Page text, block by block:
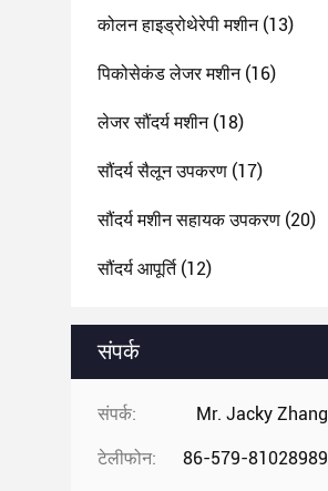
कोलन हाइड्रोथेरेपी मशीन(13)
पिकोसेकंड लेजर मशीन(16)
लेजर सौंदर्य मशीन(18)
सौंदर्य सैलून उपकरण (17)
सौंदर्य मशीन सहायक उपकरण (20)
सौंदर्य आपूर्ति(12)
संपर्क
संपर्क: Mr. Jacky Zhang
टेलीफोन: 86-579-81028989